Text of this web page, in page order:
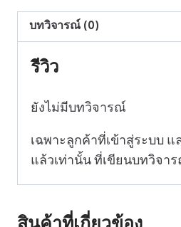
บทวิจารณ์ (0)
รีวิว
ยังไม่มีบทวิจารณ์
เฉพาะลูกค้าที่เข้าสู่ระบบ
แล้วเท่านั้น ที่เขียนบทวิจา